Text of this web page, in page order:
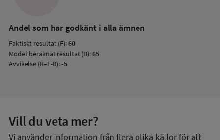
Andel som har godkänt i alla ämnen
Faktiskt resultat (F):60
Modellberäknat resultat (B):65
Avvikelse (R=F-B):-5
Vill du veta mer?
Vi använder information från flera olika källor för att